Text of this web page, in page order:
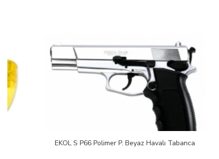
EKOL S P66 Polimer P. Beyaz Havalı Tabanca